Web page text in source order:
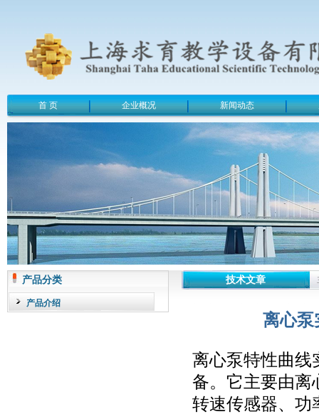
首 页 企业概况 新闻动态
产品分类
产品介绍
技术文章
离心泵
离心泵特性曲线
备。它主要由离
转速传感器、功